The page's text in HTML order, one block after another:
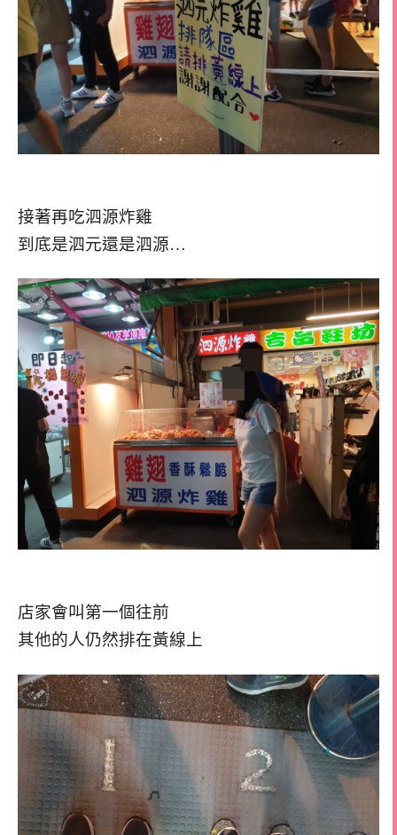
接著再吃泗源炸雞
到底是泗元還是泗源…
店家會叫第一個往前
其他的人仍然排在黃線上